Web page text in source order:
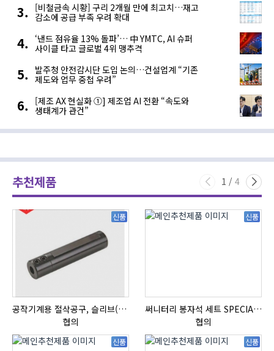
[비철금속 시황] 구리 2개월 만에 최고치…재고
감소에 공급 부족 우려 확대
‘낸드 점유율 13% 돌파’… 中 YMTC, AI 슈퍼
사이클 타고 글로벌 4위 맹추격
발주청 안전감시단 도입 논의…건설업계 “기존
제도와 업무 중첩 우려”
[제조 AX 현실화 ①] 제조업 AI 전환 “속도와
생태계가 관건”
추천제품 1 / 4
신품
공작기계용 절삭공구, 슬리브(SLEEVE)
협의
신품
써니터리 봉자석 세트 SPECIAL , 봉자석 , 자석봉 , 호퍼용자석 , 전자석
협의
신품 신품